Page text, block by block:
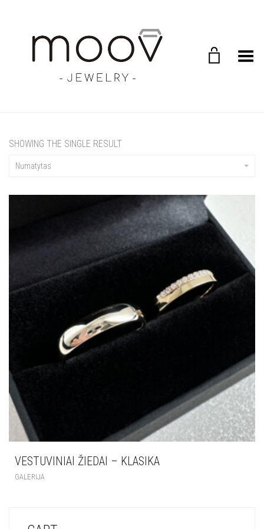
Toggle Menu
SHOWING THE SINGLE RESULT
Numatytas
VESTUVINIAI ŽIEDAI – KLASIKA
GALERIJA